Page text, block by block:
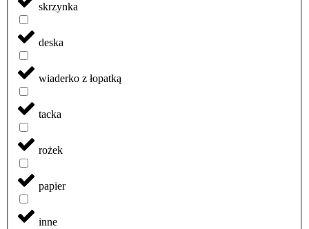
skrzynka
deska
wiaderko z łopatką
tacka
rożek
papier
inne